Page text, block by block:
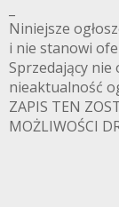
Niniejsze
i nie stanowi
Sprzedający nie
nieaktualność
ZAPIS TEN
MOŻLIWOŚCI